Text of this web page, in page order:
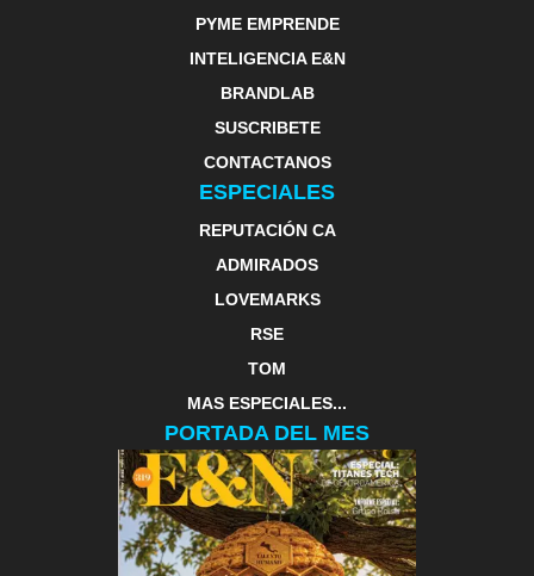
PYME EMPRENDE
INTELIGENCIA E&N
BRANDLAB
SUSCRIBETE
CONTACTANOS
ESPECIALES
REPUTACIÓN CA
ADMIRADOS
LOVEMARKS
RSE
TOM
MAS ESPECIALES...
PORTADA DEL MES